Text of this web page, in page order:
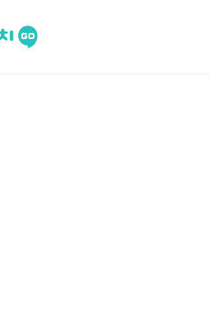
뭉치고